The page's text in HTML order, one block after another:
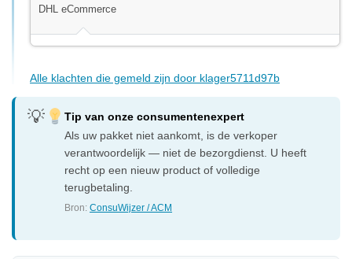
DHL eCommerce
Alle klachten die gemeld zijn door klager5711d97b
Tip van onze consumentenexpert
Als uw pakket niet aankomt, is de verkoper
verantwoordelijk — niet de bezorgdienst. U heeft
recht op een nieuw product of volledige
terugbetaling.
Bron:ConsuWijzer / ACM